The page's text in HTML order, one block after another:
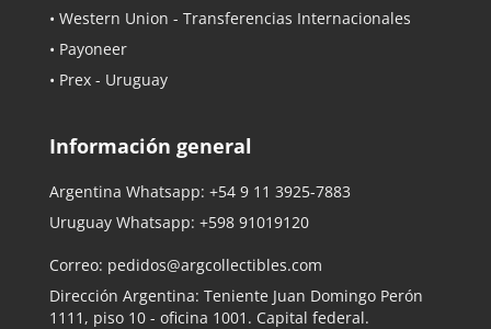
• Western Union - Transferencias Internacionales
• Payoneer
• Prex - Uruguay
Información general
Argentina Whatsapp: +54 9 11 3925-7883
Uruguay Whatsapp: +598 91019120
Correo: pedidos@argcollectibles.com
Dirección Argentina: Teniente Juan Domingo Perón
1111, piso 10 - oficina 1001. Capital federal.